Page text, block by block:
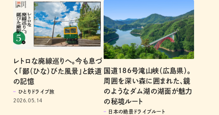
レトロな廃線巡りへ。今も息づ
く「鄙（ひな）びた風景」と鉄道
の記憶
ひとりドライブ旅
2026.05.14
国道186号滝山峡（広島県）。
周囲を深い森に囲まれた、鏡
のようなダム湖の湖面が魅力
の秘境ルート
日本の絶景ドライブルート